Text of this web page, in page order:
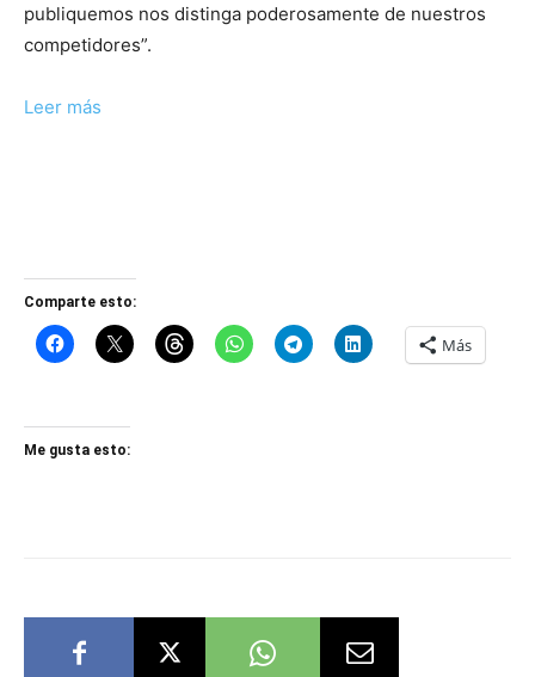
publiquemos nos distinga poderosamente de nuestros
competidores”.
Leer más
Comparte esto:
Más
Me gusta esto: